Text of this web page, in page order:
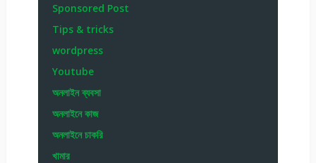
Sponsored Post
Tips & tricks
wordpress
Youtube
অনলাইন ব্যবসা
অনলাইনে কাজ
অনলাইনে চাকরি
খামার